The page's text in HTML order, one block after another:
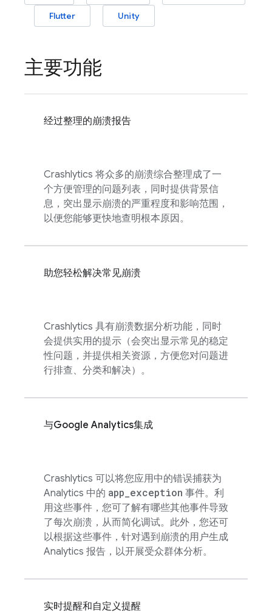
Flutter
Unity
主要功能
经过整理的崩溃报告
Crashlytics 将众多的崩溃综合整理成了一
个方便管理的问题列表，同时提供背景信
息，突出显示崩溃的严重程度和影响范围，
以便您能够更快地查明根本原因。
助您轻松解决常见崩溃
Crashlytics 具有崩溃数据分析功能，同时
会提供实用的提示（会突出显示常见的稳定
性问题，并提供相关资源，方便您对问题进
行排查、分类和解决）。
与Google Analytics集成
Crashlytics 可以将您应用中的错误捕获为
Analytics 中的 app exception 事件。利
用这些事件，您可了解有哪些其他事件导致
了每次崩溃，从而简化调试。此外，您还可
以根据这些事件，针对遇到崩溃的用户生成
Analytics 报告，以开展受众群体分析。
实时提醒和自定义提醒